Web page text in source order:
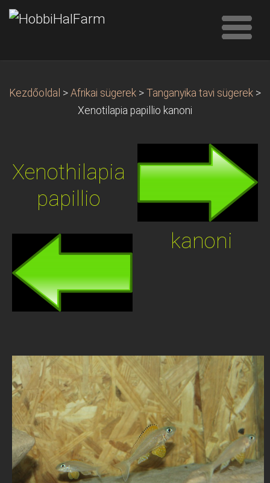
Kezdőoldal > Afrikai sügerek > Tanganyika tavi sügerek >
Xenotilapia papillio kanoni
Xenothilapia
papillio
kanoni